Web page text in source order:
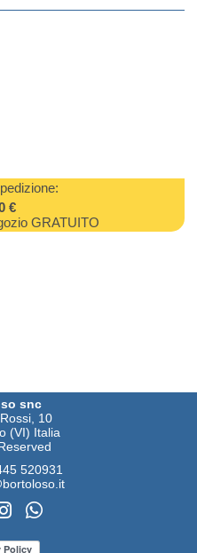
€
GRATUITO
snc
10
(VI) Italia
520931